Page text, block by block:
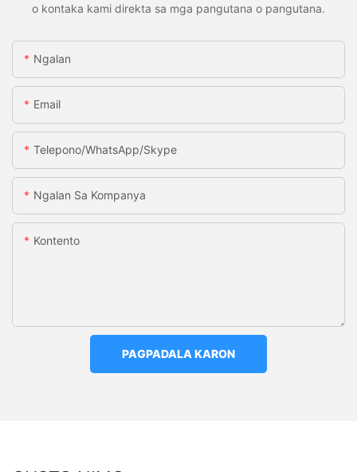
o kontaka kami direkta sa mga pangutana o pangutana.
Ngalan
Email
Telepono/WhatsApp/Skype
Ngalan Sa Kompanya
Kontento
PAGPADALA KARON